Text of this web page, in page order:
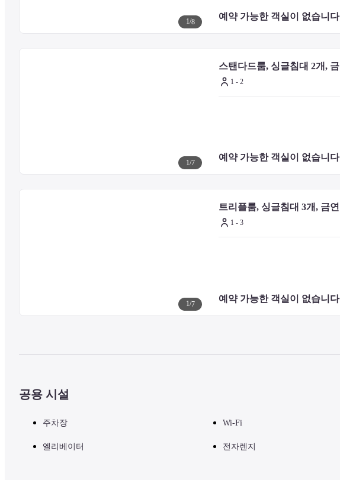
가장 가까운 주요 공항은 파이누시마 공항 (ISG)이며, 9.3km 거리에 있습니다.
1/8
예약 가능한 객실이 없습니다
1/7
스탠다드룸, 싱글침대 2개, 금
1 - 2
예약 가능한 객실이 없습니다
1/7
트리플룸, 싱글침대 3개, 금연
1 - 3
예약 가능한 객실이 없습니다
공용 시설
주차장 Wi-Fi
엘리베이터 전자렌지